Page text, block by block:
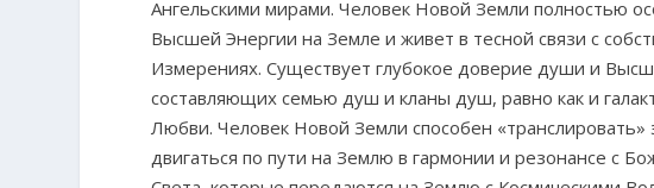
Ангельскими мирами. Человек Новой Земли полностью
Высшей Энергии на Земле и живет в тесной связи с
Измерениях. Существует глубокое доверие души и
составляющих семью душ и кланы душ, равно как и
Любви. Человек Новой Земли способен
двигаться по пути на Землю в гармонии и резонансе с